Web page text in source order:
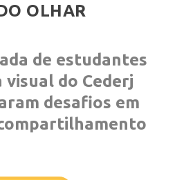
OLHAR
de estudantes
visual do Cederj
desafios em